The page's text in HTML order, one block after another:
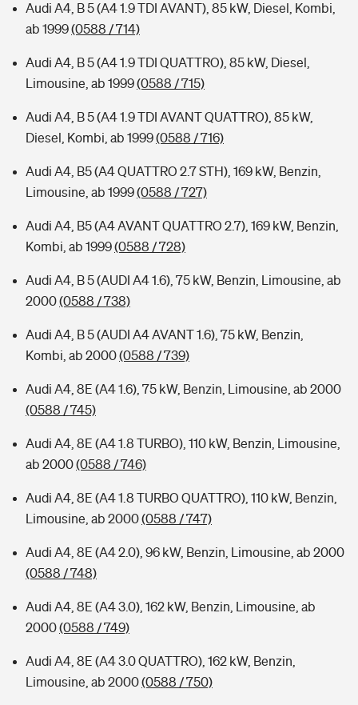
Audi A4, B 5 (A4 1.9 TDI AVANT), 85 kW, Diesel, Kombi,
ab 1999(0588 / 714)
Audi A4, B 5 (A4 1.9 TDI QUATTRO), 85 kW, Diesel,
Limousine, ab 1999(0588 / 715)
Audi A4, B 5 (A4 1.9 TDI AVANT QUATTRO), 85 kW,
Diesel, Kombi, ab 1999(0588 / 716)
Audi A4, B5 (A4 QUATTRO 2.7 STH), 169 kW, Benzin,
Limousine, ab 1999(0588 / 727)
Audi A4, B5 (A4 AVANT QUATTRO 2.7), 169 kW, Benzin,
Kombi, ab 1999(0588 / 728)
Audi A4, B 5 (AUDI A4 1.6), 75 kW, Benzin, Limousine, ab
2000(0588 / 738)
Audi A4, B 5 (AUDI A4 AVANT 1.6), 75 kW, Benzin,
Kombi, ab 2000(0588 / 739)
Audi A4, 8E (A4 1.6), 75 kW, Benzin, Limousine, ab 2000
(0588 / 745)
Audi A4, 8E (A4 1.8 TURBO), 110 kW, Benzin, Limousine,
ab 2000(0588 / 746)
Audi A4, 8E (A4 1.8 TURBO QUATTRO), 110 kW, Benzin,
Limousine, ab 2000(0588 / 747)
Audi A4, 8E (A4 2.0), 96 kW, Benzin, Limousine, ab 2000
(0588 / 748)
Audi A4, 8E (A4 3.0), 162 kW, Benzin, Limousine, ab
2000(0588 / 749)
Audi A4, 8E (A4 3.0 QUATTRO), 162 kW, Benzin,
Limousine, ab 2000(0588 / 750)